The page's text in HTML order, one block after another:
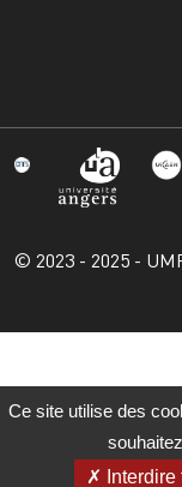
© 2023 - 2025 -
Ce site utilise des